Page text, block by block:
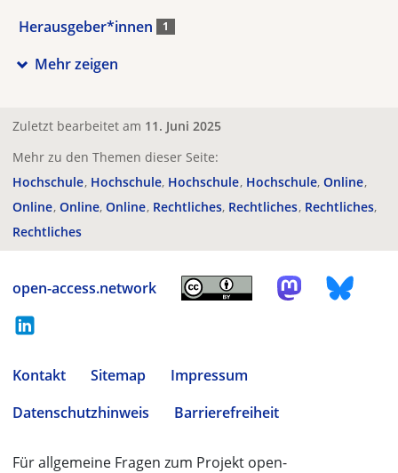
Herausgeber*innen 1
Mehr zeigen
Zuletzt bearbeitet am 11. Juni 2025
Mehr zu den Themen dieser Seite:
Hochschule Hochschule Hochschule Hochschule Online
Online Online Online Rechtliches Rechtliches Rechtliches
Rechtliches
open-access.network
Kontakt Sitemap
Impressum
Datenschutzhinweis
Barrierefreiheit
Für allgemeine Fragen zum Projekt open-